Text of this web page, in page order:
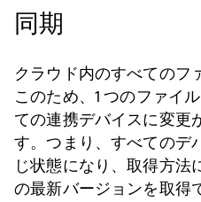
同期
クラウド内のすべてのフ
このため、1 つのファイ
ての連携デバイスに変更
す。つまり、すべてのデ
じ状態になり、取得方法
の最新バージョンを取得